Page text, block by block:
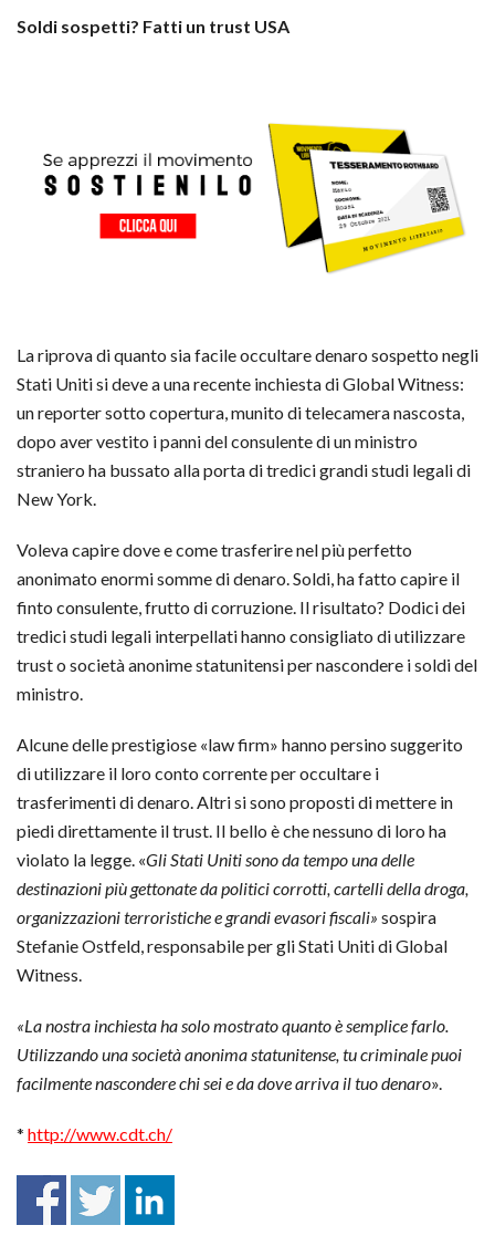
Soldi sospetti? Fatti un trust USA
La riprova di quanto sia facile occultare denaro sospetto negli
Stati Uniti si deve a una recente inchiesta di Global Witness:
un reporter sotto copertura, munito di telecamera nascosta,
dopo aver vestito i panni del consulente di un ministro
straniero ha bussato alla porta di tredici grandi studi legali di
New York.
Voleva capire dove e come trasferire nel più perfetto
anonimato enormi somme di denaro. Soldi, ha fatto capire il
finto consulente, frutto di corruzione. Il risultato? Dodici dei
tredici studi legali interpellati hanno consigliato di utilizzare
trust o società anonime statunitensi per nascondere i soldi del
ministro.
Alcune delle prestigiose «law firm» hanno persino suggerito
di utilizzare il loro conto corrente per occultare i
trasferimenti di denaro. Altri si sono proposti di mettere in
piedi direttamente il trust. Il bello è che nessuno di loro ha
violato la legge. «Gli Stati Uniti sono da tempo una delle
destinazioni più gettonate da politici corrotti, cartelli della droga,
organizzazioni terroristiche e grandi evasori fiscali» sospira
Stefanie Ostfeld, responsabile per gli Stati Uniti di Global
Witness.
«La nostra inchiesta ha solo mostrato quanto è semplice farlo.
Utilizzando una società anonima statunitense, tu criminale puoi
facilmente nascondere chi sei e da dove arriva il tuo denaro».
* http://www.cdt.ch/